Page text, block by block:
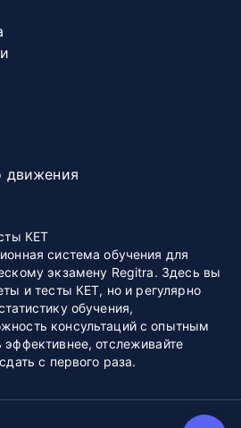
движения
КЕТ
система обучения для
экзамену Regitra. Здесь вы
и тесты КЕТ, но и регулярно
обучения,
консультаций с опытным
эффективнее, отслеживайте
с первого раза.